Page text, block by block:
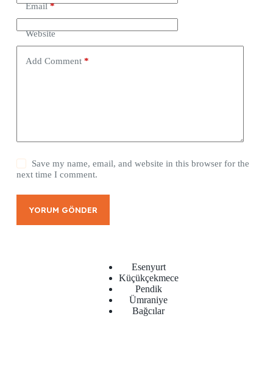
Email*
Website
Add Comment*
Save my name, email, and website in this browser for the
next time I comment.
YORUM GÖNDER
Esenyurt
Küçükçekmece
Pendik
Ümraniye
Bağcılar